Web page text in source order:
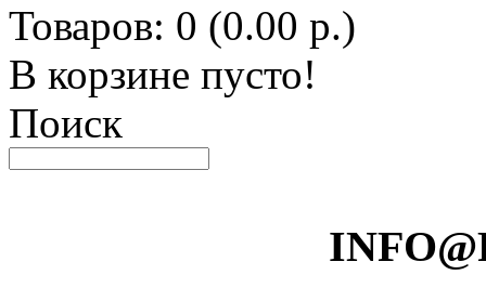
Товаров: 0 (0.00 р.)
В корзине пусто!
Поиск